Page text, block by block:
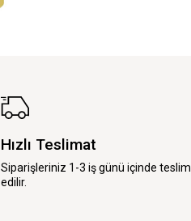
Hızlı Teslimat
Siparişleriniz 1-3 iş günü içinde teslim
edilir.